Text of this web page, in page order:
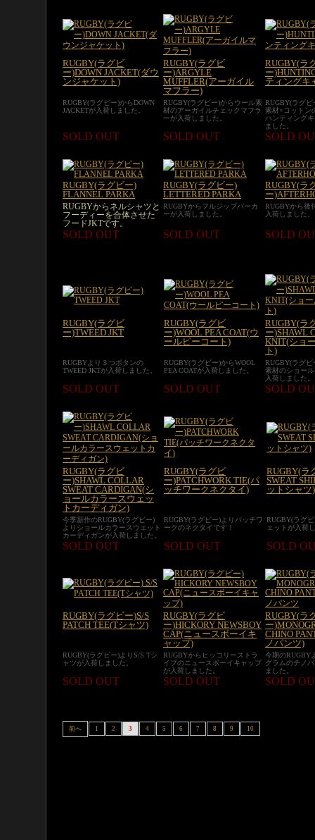
RUGBY(ラグビ
ー)DOWN JACKET(ダウ
ンジャケット)
RUGBY(ラグビ
ー)ARGYLE
MUFFLER(アーガイル
マフラー)
RUGBY(ラ
ー
ティングキ
RUGBY(ラグビー)からDOWN
JACKETが入荷しました。
RUGBY(ラグビー)からウール素
材のアーガイルチェックマフラ
ーが入荷しました。
RUGBY(ラグ
素材×コットン
ハンティング
ました。
SOLD OUT SOLD OUT SOLD
RUGBY(ラグビー)
FLANNEL PARKA
RUGBY(ラグビー)
LETTERED PARKA
RUGBY(ラ
ー
RUGBYからネルシャツと
フーディーを合体させた
フードJKTです。
RUGBYからフルジップパーカ
ーが入荷しました。
RUGBYから後
入荷しました。
SOLD OUT SOLD OUT SOLD
RUGBY(ラグビ
ー)TWEED JKT
RUGBY(ラグビ
ー)WOOL PEA COAT(ウ
ールピーコート)
RUGBY(ラ
ー)SHAWL
KNIT(ショ
ト)
RUGBYより３つボタンの
TWEED JKTが入荷しました。
RUGBY(ラグビー)からWOOL
PEA COATが入荷しました。
RUGBY(ラグ
素材のショー
入荷しました。
SOLD OUT SOLD OUT SOLD
RUGBY(ラグビ
ー)SHAWL COLLAR
SWEAT CARDIGAN(シ
ョールカラースウェッ
トカーディガン)
RUGBY(ラグビ
ー)PATCHWORK TIE(パ
ッチワークネクタイ)
RUGBY(ラ
SWEAT
ットシャツ)
今季新作のRUGBY(ラグビー)
よりショールカラースウェット
カーディガンが入荷しました。
RUGBY(ラグビー)よりパッチワ
ークのネクタイです！
RUGBY(ラグ
ェットが入荷
SOLD OUT SOLD OUT SOLD
RUGBY(ラグビー)S/S
PATCH TEE(Tシャツ)
RUGBY(ラグビ
ー)HICKORY NEWSBOY
CAP(ニュースボーイキ
ャップ)
RUGBY(ラ
ー
CHINO
ノパンツ)
RUGBY(ラグビー)よりS/S Tシ
ャツが入荷しました。
RUGBYからヒッコリーストラ
イプのニュースボーイキャップ
が入荷しました。
今期のRUGBY
グラムのチノ
ました。
SOLD OUT SOLD OUT SOLD
前へ 1 2 3 4 5 6 7 8 9 10